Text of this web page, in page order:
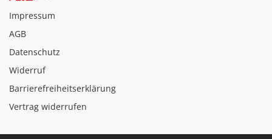
Impressum
AGB
Datenschutz
Widerruf
Barrierefreiheitserklärung
Vertrag widerrufen